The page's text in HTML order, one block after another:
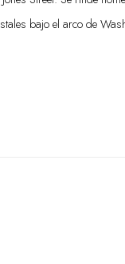
bajo el arco de